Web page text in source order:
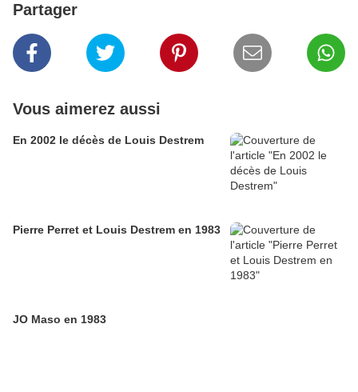
Partager
Vous aimerez aussi
En 2002 le décès de Louis Destrem
Pierre Perret et Louis Destrem en 1983
JO Maso en 1983